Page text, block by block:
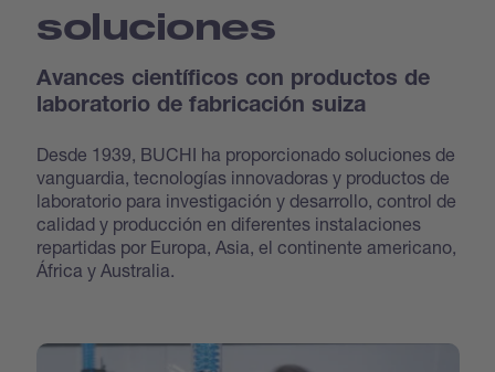
soluciones
Avances científicos con productos de
laboratorio de fabricación suiza
Desde 1939, BUCHI ha proporcionado soluciones de
vanguardia, tecnologías innovadoras y productos de
laboratorio para investigación y desarrollo, control de
calidad y producción en diferentes instalaciones
repartidas por Europa, Asia, el continente americano,
África y Australia.